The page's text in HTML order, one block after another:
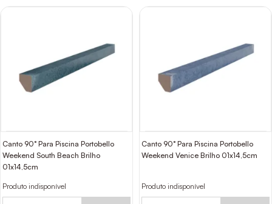
Canto 90° Para Piscina Portobello
Weekend South Beach Brilho
01x14,5cm
Produto indisponível
Canto 90° Para Piscina Portobello
Weekend Venice Brilho 01x14,5cm
Produto indisponível